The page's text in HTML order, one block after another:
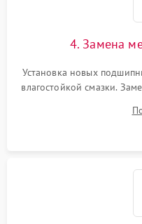
4. Замена
Установка новых
влагостойкой смазки.
или